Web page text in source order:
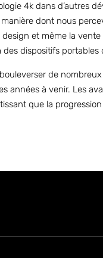
4k dans d’autres
dont nous
et même la
dispositifs
de
années à venir. Les
que la